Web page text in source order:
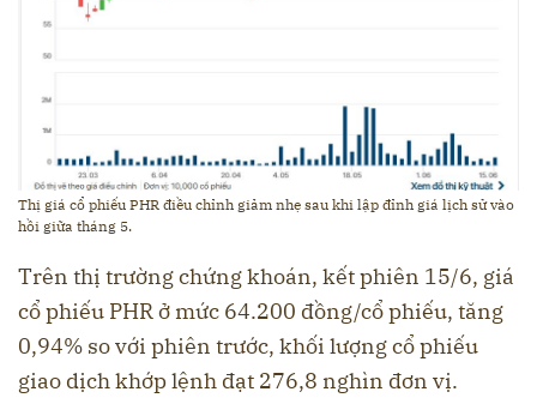
Thị giá cổ phiếu PHR điều chỉnh giảm nhẹ sau khi lập đỉnh giá lịch sử vào
hồi giữa tháng 5.
Trên thị trường chứng khoán, kết phiên 15/6, giá
cổ phiếu PHR ở mức 64.200 đồng/cổ phiếu, tăng
0,94% so với phiên trước, khối lượng cổ phiếu
giao dịch khớp lệnh đạt 276,8 nghìn đơn vị.